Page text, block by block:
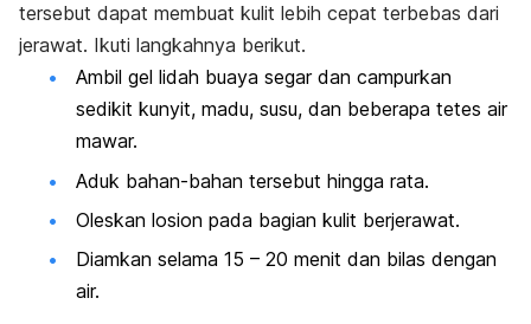
tersebut dapat membuat kulit lebih cepat terbebas dari
jerawat. Ikuti langkahnya berikut.
Ambil gel lidah buaya segar dan campurkan
sedikit kunyit, madu, susu, dan beberapa tetes air
mawar.
Aduk bahan-bahan tersebut hingga rata.
Oleskan losion pada bagian kulit berjerawat.
Diamkan selama 15 – 20 menit dan bilas dengan
air.